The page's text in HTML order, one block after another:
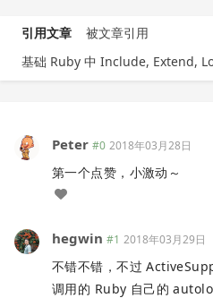
引用文章
被文章引用
基础 Ruby 中 Include, Extend,
Peter #0 2018年03月28日
第一个点赞，小激动～
hegwin #1 2018年03月29日
不错不错，不过
调用的 Ruby 自己的